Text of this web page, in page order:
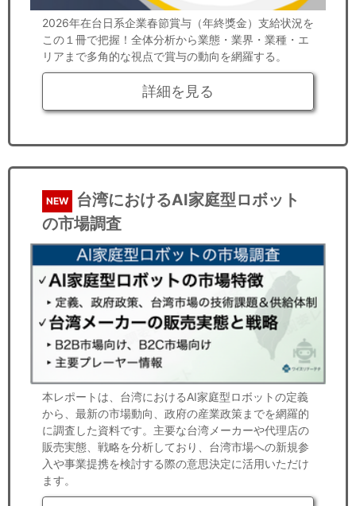
2026年在台日系企業春節賞与（年終獎金）支給状況を
この１冊で把握！全体分析から業態・業界・業種・エ
リアまで多角的な視点で賞与の動向を網羅する。
詳細を見る
NEW
台湾におけるAI家庭型ロボット
の市場調査
本レポートは、台湾におけるAI家庭型ロボットの定義
から、最新の市場動向、政府の産業政策までを網羅的
に調査した資料です。主要な台湾メーカーや代理店の
販売実態、戦略を分析しており、台湾市場への新規参
入や事業提携を検討する際の意思決定に活用いただけ
ます。